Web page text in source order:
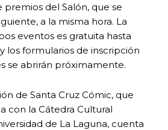
del Salón, que se
a la misma hora. La
eventos es gratuita hasta
los formularios de inscripción
se abrirán próximamente.
de Santa Cruz Cómic, que
con la Cátedra Cultural
de La Laguna, cuenta